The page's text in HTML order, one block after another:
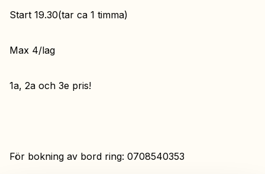
Start 19.30(tar ca 1 timma)
Max 4/lag
1a, 2a och 3e pris!
För bokning av bord ring: 0708540353